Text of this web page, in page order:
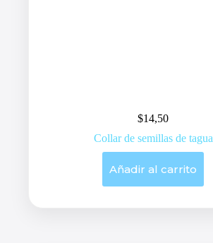
$14,50
Collar de semillas de tagua
Añadir al carrito